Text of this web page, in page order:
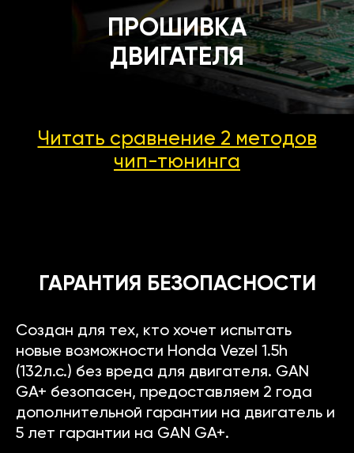
ПРОШИВКА
ДВИГАТЕЛЯ
Читать сравнение 2 методов
чип-тюнинга
ГАРАНТИЯ БЕЗОПАСНОСТИ
Создан для тех, кто хочет испытать
новые возможности Honda Vezel 1.5h
(132л.с.) без вреда для двигателя. GAN
GA+ безопасен, предоставляем 2 года
дополнительной гарантии на двигатель и
5 лет гарантии на GAN GA+.